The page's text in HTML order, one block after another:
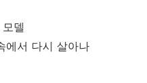
델
에서 다시 살아나